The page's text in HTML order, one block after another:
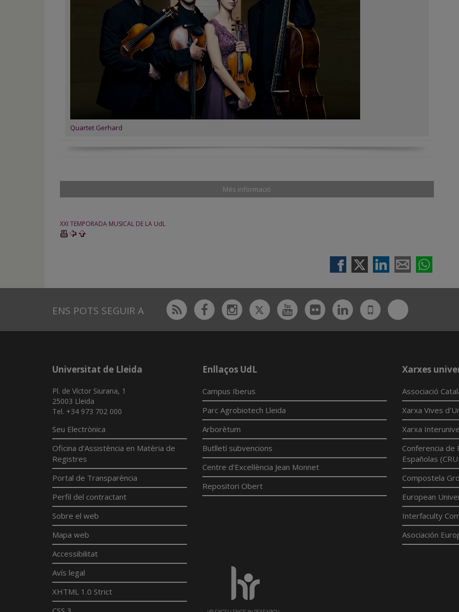
Quartet Gerhard
Més informació
XXI TEMPORADA MUSICAL DE LA UdL
ENS POTS SEGUIR A Rss FacebookInstagram
TwitterYoutubeFlickrLinkedin
UdL
App
Bluesky
Universitat de Lleida
Pl. de Víctor Siurana, 1
25003 Lleida
Tel. +34 973 702 000
Seu Electrònica
Oficina d'Assistència en Matèria de
Registres
Portal de Transparència
Perfil del contractant
Sobre el web
Mapa web
Accessibilitat
Avís legal
XHTML 1.0 Strict
Enllaços UdL
Campus Iberus
Parc Agrobiotech Lleida
Arborètum
Butlletí subvencions
Centre d'Excel·lència Jean Monnet
Repositori Obert
Xarxes
Associació
Xarxa Vives
Xarxa
Conferencia de
Españolas
Compostela
European
Interfaculty
Asociación